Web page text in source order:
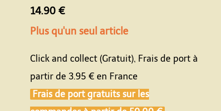
14.90 €
Plus qu'un seul article
Click and collect (Gratuit), Frais de port à
partir de 3.95 € en France
Frais de port gratuits sur les